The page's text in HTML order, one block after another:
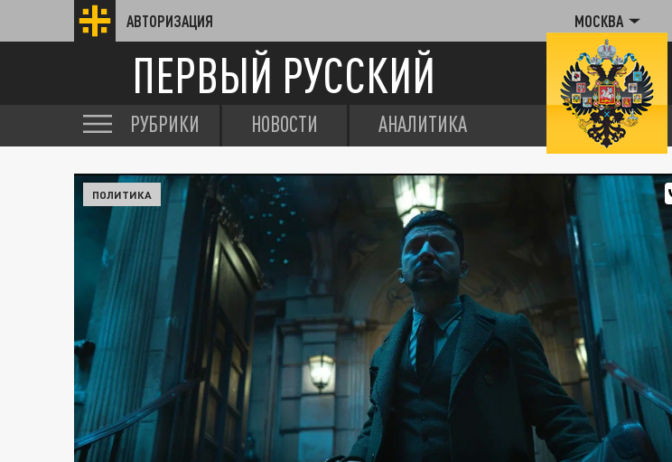
АВТОРИЗАЦИЯ МОСКВА
ПЕРВЫЙ РУССКИЙ
РУБРИКИ НОВОСТИ АНАЛИТИКА
ПОЛИТИКА